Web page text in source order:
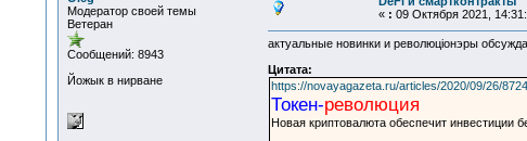
Модератор своей темы
Ветеран
Сообщений: 8943
Йожык в нирване
« : 09 Октября 2021,
актуальные новинки и революцiонэры
Цитата:
https://novayagazeta.ru/articles/2020/09/26/
Токен-революция
Новая криптовалюта обеспечит инвестиции